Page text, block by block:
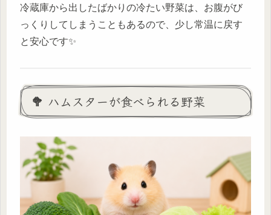
冷蔵庫から出したばかりの冷たい野菜は、お腹がび
っくりしてしまうこともあるので、少し常温に戻す
と安心です✨
🥦 ハムスターが食べられる野菜